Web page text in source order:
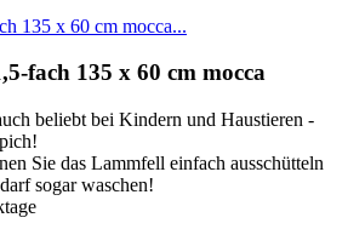
135 x 60 cm mocca...
fach 135 x 60 cm mocca
beliebt bei Kindern und Haustieren -
Sie das Lammfell einfach ausschütteln
sogar waschen!